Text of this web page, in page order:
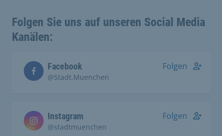
Folgen Sie uns auf unseren Social Media
Kanälen:
Facebook
@Stadt.Muenchen
Folgen
Instagram
@stadtmuenchen
Folgen